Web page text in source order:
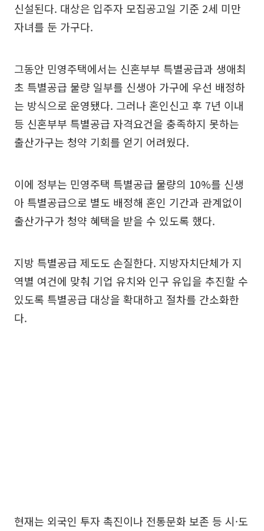
신설된다. 대상은 입주자 모집공고일 기준 2세 미만
자녀를 둔 가구다.
그동안 민영주택에서는 신혼부부 특별공급과 생애최
초 특별공급 물량 일부를 신생아 가구에 우선 배정하
는 방식으로 운영됐다. 그러나 혼인신고 후 7년 이내
등 신혼부부 특별공급 자격요건을 충족하지 못하는
출산가구는 청약 기회를 얻기 어려웠다.
이에 정부는 민영주택 특별공급 물량의 10%를 신생
아 특별공급으로 별도 배정해 혼인 기간과 관계없이
출산가구가 청약 혜택을 받을 수 있도록 했다.
지방 특별공급 제도도 손질한다. 지방자치단체가 지
역별 여건에 맞춰 기업 유치와 인구 유입을 추진할 수
있도록 특별공급 대상을 확대하고 절차를 간소화한
다.
현재는 외국인 투자 촉진이나 전통문화 보존 등 시·도